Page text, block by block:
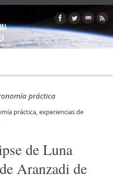
práctica
práctica, experiencias de
de Luna
Aranzadi de